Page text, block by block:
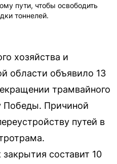
пути, чтобы освободить
тоннелей.
хозяйства и
области объявило 13
трамвайного
Победы. Причиной
путей в
составит 10